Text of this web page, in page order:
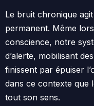
Le bruit chronique
permanent. Même
conscience, notre
d’alerte, mobilisant
finissent par épuiser
dans ce contexte que
tout son sens.